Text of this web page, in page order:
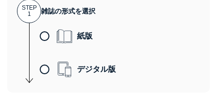
STEP
1
雑誌の形式を選択
紙版
デジタル版